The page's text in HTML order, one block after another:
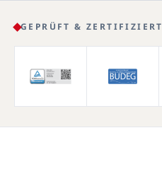
GEPRÜFT & ZERTIFIZIERT